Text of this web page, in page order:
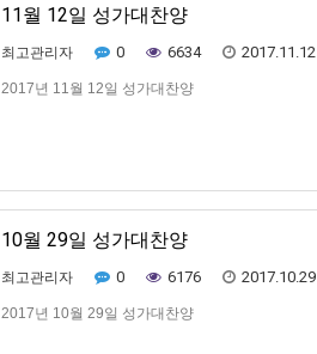
11월 12일 성가대찬양
최고관리자 0 6634 2017.11.12
2017년 11월 12일 성가대찬양
10월 29일 성가대찬양
최고관리자 0 6176 2017.10.29
2017년 10월 29일 성가대찬양